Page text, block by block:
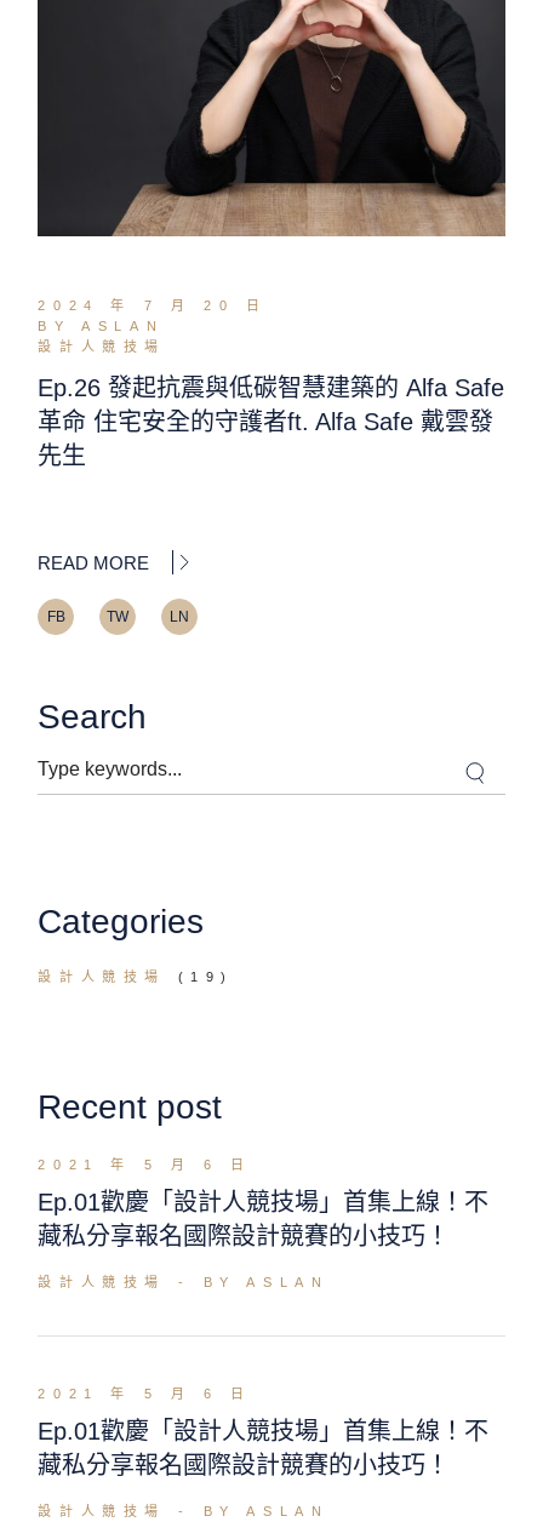
2024 年 7 月 20 日
BY ASLAN
設計人競技場
Ep.26 發起抗震與低碳智慧建築的 Alfa Safe
革命 住宅安全的守護者ft. Alfa Safe 戴雲發
先生
READ MORE
FB TW LN
Search
Search
Categories
設計人競技場 (19)
Recent post
2021 年 5 月 6 日
Ep.01歡慶「設計人競技場」首集上線！不
藏私分享報名國際設計競賽的小技巧！
設計人競技場 BY ASLAN
2021 年 5 月 6 日
Ep.01歡慶「設計人競技場」首集上線！不
藏私分享報名國際設計競賽的小技巧！
設計人競技場 BY ASLAN